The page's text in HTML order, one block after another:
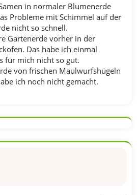
in normaler Blumenerde
Probleme mit Schimmel auf der
nicht so schnell.
Gartenerde vorher in der
Das habe ich einmal
für mich nicht so gut.
von frischen Maulwurfshügeln
ich noch nicht gemacht.